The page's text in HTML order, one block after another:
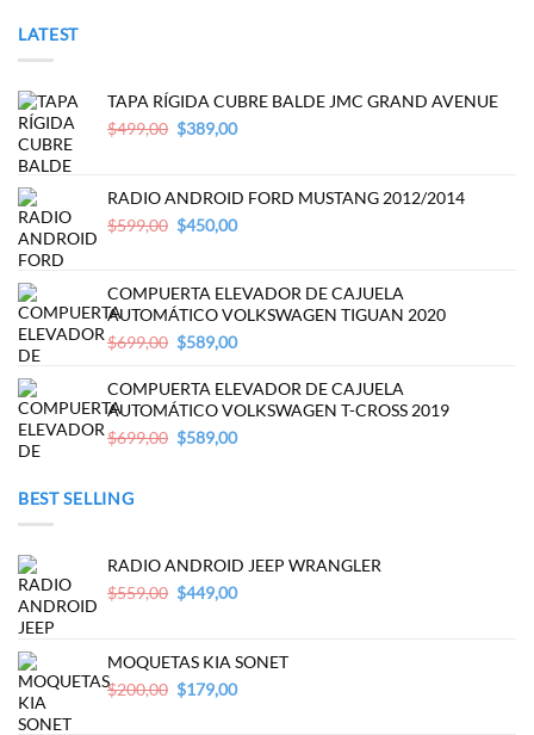
LATEST
TAPA RÍGIDA CUBRE BALDE JMC GRAND AVENUE
$499,00 Original
$499,00.
$389,00Current
$389,00.
RADIO ANDROID FORD MUSTANG 2012/2014
$599,00 Original
$599,00.
$450,00Current
$450,00.
COMPUERTA ELEVADOR DE CAJUELA
AUTOMÁTICO VOLKSWAGEN TIGUAN 2020
$699,00 Original
was:
$699,00.
$589,00Current
is:
$589,00.
COMPUERTA ELEVADOR DE CAJUELA
AUTOMÁTICO VOLKSWAGEN T-CROSS 2019
$699,00 Original
$589,00Current
BEST SELLING
RADIO ANDROID JEEP WRANGLER
$559,00 Original
$559,00.
$449,00Current
$449,00.
MOQUETAS KIA SONET
$200,00 Original
$179,00Current